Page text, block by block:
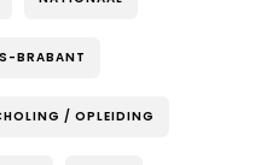
BRABANT
/ OPLEIDING